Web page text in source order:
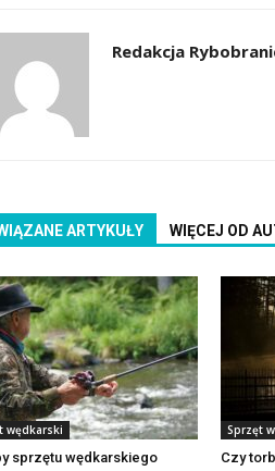
Redakcja
ARTYKUŁY WIĘCEJ OD
wędkarski
sprzętu wędkarskiego
Sprzęt
Czy